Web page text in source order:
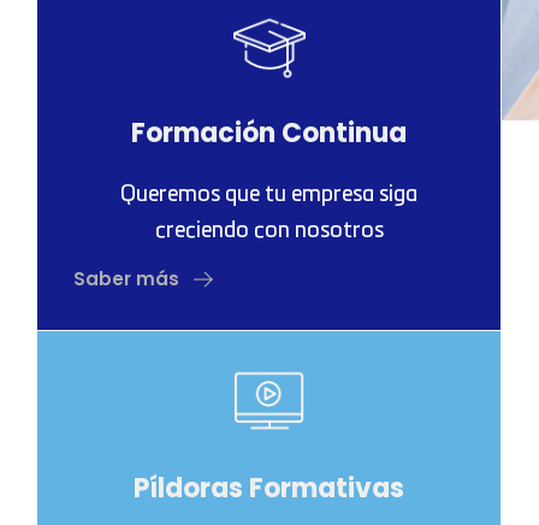
Formación Continua
Queremos que tu empresa siga
creciendo con nosotros
Saber más
Píldoras Formativas